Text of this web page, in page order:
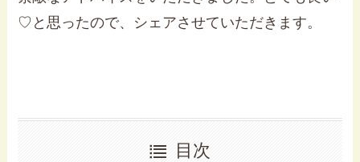
♡と思ったので、シェアさせていただきます。
目次